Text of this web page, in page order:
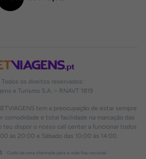
os direitos reservados:
e Turismo S.A. – RNAVT 1819
tem a preocupação de estar sempre
comodidade e total facilidade na marcação das
teu dispor o nosso call center a funcionar todos
às 20:00 e Sábado das 10:00 às 14:00.
Custo de uma chamada para a rede fixa nacional